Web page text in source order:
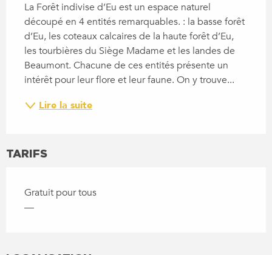
La Forêt indivise d’Eu est un espace naturel
découpé en 4 entités remarquables. : la basse forêt
d’Eu, les coteaux calcaires de la haute forêt d’Eu,
les tourbières du Siège Madame et les landes de
Beaumont. Chacune de ces entités présente un
intérêt pour leur flore et leur faune. On y trouve...
Lire la suite
TARIFS
Gratuit pour tous
—